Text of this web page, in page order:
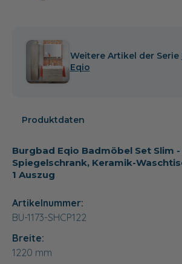
Weitere Artikel der Serie
Eqio
Produktdaten
Burgbad Eqio Badmöbel Set Slim -
Spiegelschrank, Keramik-
1 Auszug
Artikelnummer:
BU-1173-SHCP122
Breite:
1220 mm